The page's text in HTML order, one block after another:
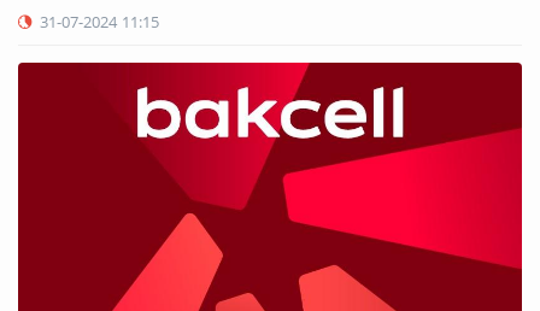
31-07-2024 11:15